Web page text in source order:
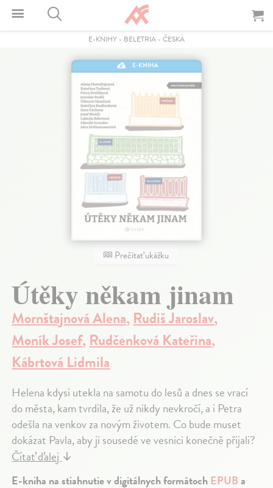
E-KNIHY - BELETRIA - ČESKÁ
E-KNIHA
Prečítať ukážku
Útěky někam jinam
Mornštajnová Alena,Rudiš Jaroslav,
Moník Josef,Rudčenková Kateřina,
Kábrtová Lidmila
Helena kdysi utekla na samotu do lesů a dnes se vrací
do města, kam tvrdila, že už nikdy nevkročí, a i Petra
odešla na venkov za novým životem. Co bude muset
dokázat Pavla, aby ji sousedé ve vesnici konečně přijali?
Čítať ďalej↓
E-kniha na stiahnutie v digitálnych formátochEPUBa